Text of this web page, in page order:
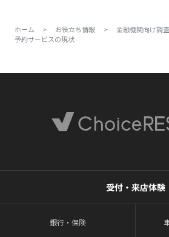
ホーム > お役立ち情報 >
金融機関向け調
予約サービスの現状
受付・来店体験
銀行・保険